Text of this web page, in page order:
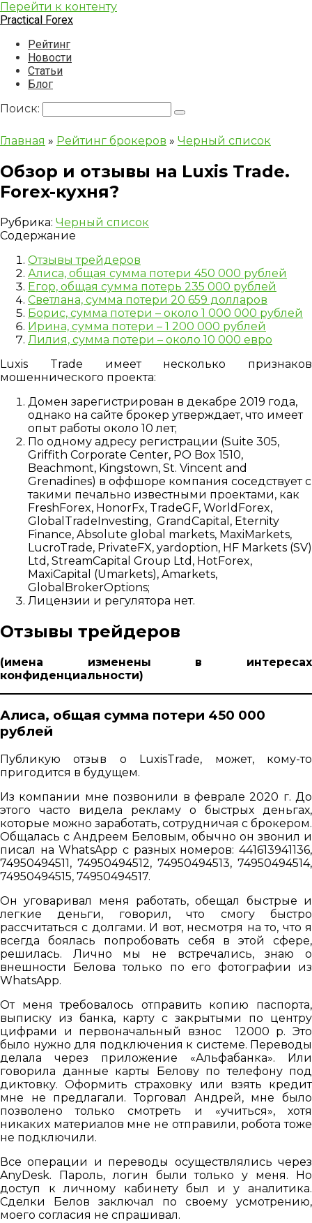
Перейти к контенту
Practical Forex
Рейтинг
Новости
Статьи
Блог
Поиск:
Главная » Рейтинг брокеров » Черный список
Обзор и отзывы на Luxis Trade.
Forex-кухня?
Рубрика: Черный список
Содержание
Отзывы трейдеров
Алиса, общая сумма потери 450 000 рублей
Егор, общая сумма потерь 235 000 рублей
Светлана, сумма потери 20 659 долларов
Борис, сумма потери – около 1 000 000 рублей
Ирина, сумма потери – 1 200 000 рублей
Лилия, сумма потери – около 10 000 евро
Luxis Trade имеет несколько признаков
мошеннического проекта:
Домен зарегистрирован в декабре 2019 года,
однако на сайте брокер утверждает, что имеет
опыт работы около 10 лет;
По одному адресу регистрации (Suite 305,
Griffith Corporate Center, PO Box 1510,
Beachmont, Kingstown, St. Vincent and
Grenadines) в оффшоре компания соседствует с
такими печально известными проектами, как
FreshForex, HonorFx, TradeGF, WorldForex,
GlobalTradeInvesting, GrandCapital, Eternity
Finance, Absolute global markets, MaxiMarkets,
LucroTrade, PrivateFX, yardoption, HF Markets (SV)
Ltd, StreamCapital Group Ltd, HotForex,
MaxiCapital (Umarkets), Amarkets,
GlobalBrokerOptions;
Лицензии и регулятора нет.
Отзывы трейдеров
(имена изменены в интересах
конфиденциальности)
Алиса, общая сумма потери 450 000
рублей
Публикую отзыв о LuxisTrade, может, кому-то
пригодится в будущем.
Из компании мне позвонили в феврале 2020 г. До
этого часто видела рекламу о быстрых деньгах,
которые можно заработать, сотрудничая с брокером.
Общалась с Андреем Беловым, обычно он звонил и
писал на WhatsApp с разных номеров: 441613941136,
74950494511, 74950494512, 74950494513, 74950494514,
74950494515, 74950494517.
Он уговаривал меня работать, обещал быстрые и
легкие деньги, говорил, что смогу быстро
рассчитаться с долгами. И вот, несмотря на то, что я
всегда боялась попробовать себя в этой сфере,
решилась. Лично мы не встречались, знаю о
внешности Белова только по его фотографии из
WhatsApp.
От меня требовалось отправить копию паспорта,
выписку из банка, карту с закрытыми по центру
цифрами и первоначальный взнос 12000 р. Это
было нужно для подключения к системе. Переводы
делала через приложение «Альфабанка». Или
говорила данные карты Белову по телефону под
диктовку. Оформить страховку или взять кредит
мне не предлагали. Торговал Андрей, мне было
позволено только смотреть и «учиться», хотя
никаких материалов мне не отправили, робота тоже
не подключили.
Все операции и переводы осуществлялись через
AnyDesk. Пароль, логин были только у меня. Но
доступ к личному кабинету был и у аналитика.
Сделки Белов заключал по своему усмотрению,
моего согласия не спрашивал.